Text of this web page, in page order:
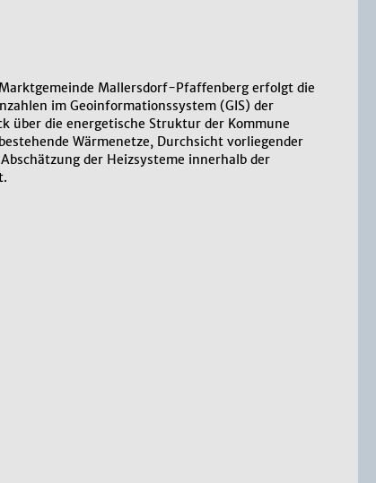
Mallersdorf-Pfaffenberg erfolgt die
im Geoinformationssystem (GIS) der
über die energetische Struktur der Kommune
Wärmenetze, Durchsicht vorliegender
der Heizsysteme innerhalb der